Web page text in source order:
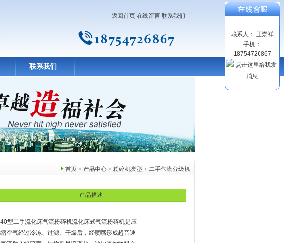
返回首页 在线留言 联系我们
联系我们
首页 > 产品中心 > 粉碎机类型 > 二手气流分级机
产品描述
40型二手流化床气流粉碎机流化床式气流粉碎机是压
缩空气经过冷冻、过滤、干燥后，经喷嘴形成超音速
联系人： 王崇祥
手机：
18754726867